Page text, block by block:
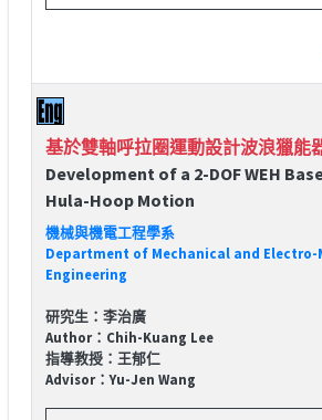
基於雙軸呼拉圈運動設計波浪獵能
Development of a 2-DOF WEH
Hula-Hoop Motion
機械與機電工程學系
Department of Mechanical and Electro-
Engineering
研究生：李治廣
Author：Chih-Kuang Lee
指導教授：王郁仁
Advisor：Yu-Jen Wang